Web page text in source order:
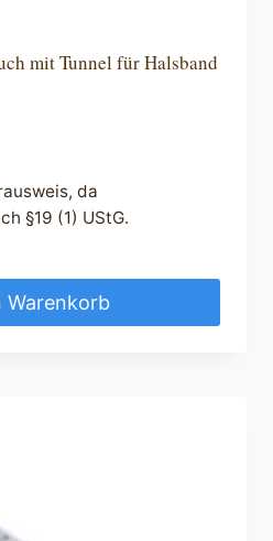
mit Tunnel für Halsband
da
§19 (1) UStG.
Warenkorb